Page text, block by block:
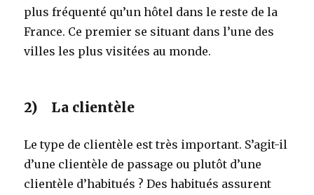
plus fréquenté qu’un hôtel dans le reste de la
France. Ce premier se situant dans l’une des
villes les plus visitées au monde.
2) La clientèle
Le type de clientèle est très important. S’agit-il
d’une clientèle de passage ou plutôt d’une
clientèle d’habitués ? Des habitués assurent